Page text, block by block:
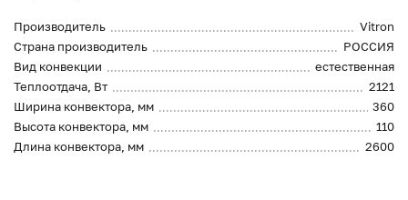
Производитель
Vitron
Страна производитель
РОССИЯ
Вид конвекции
естественная
Теплоотдача, Вт
2121
Ширина конвектора, мм
360
Высота конвектора, мм
110
Длина конвектора, мм
2600